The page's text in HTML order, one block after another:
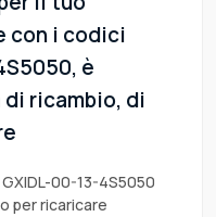
con i codici
è
ricambio, di
00-13-4S5050
per ricaricare